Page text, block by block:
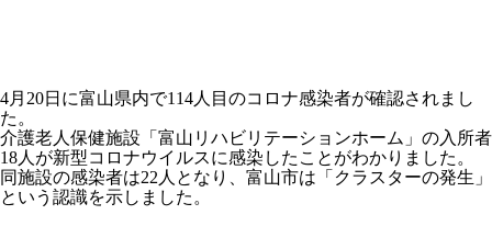
4月20日に富山県内で114人目のコロナ感染者が確認されまし
た。
介護老人保健施設「富山リハビリテーションホーム」の入所者
18人が新型コロナウイルスに感染したことがわかりました。
同施設の感染者は22人となり、富山市は「クラスターの発生」
という認識を示しました。